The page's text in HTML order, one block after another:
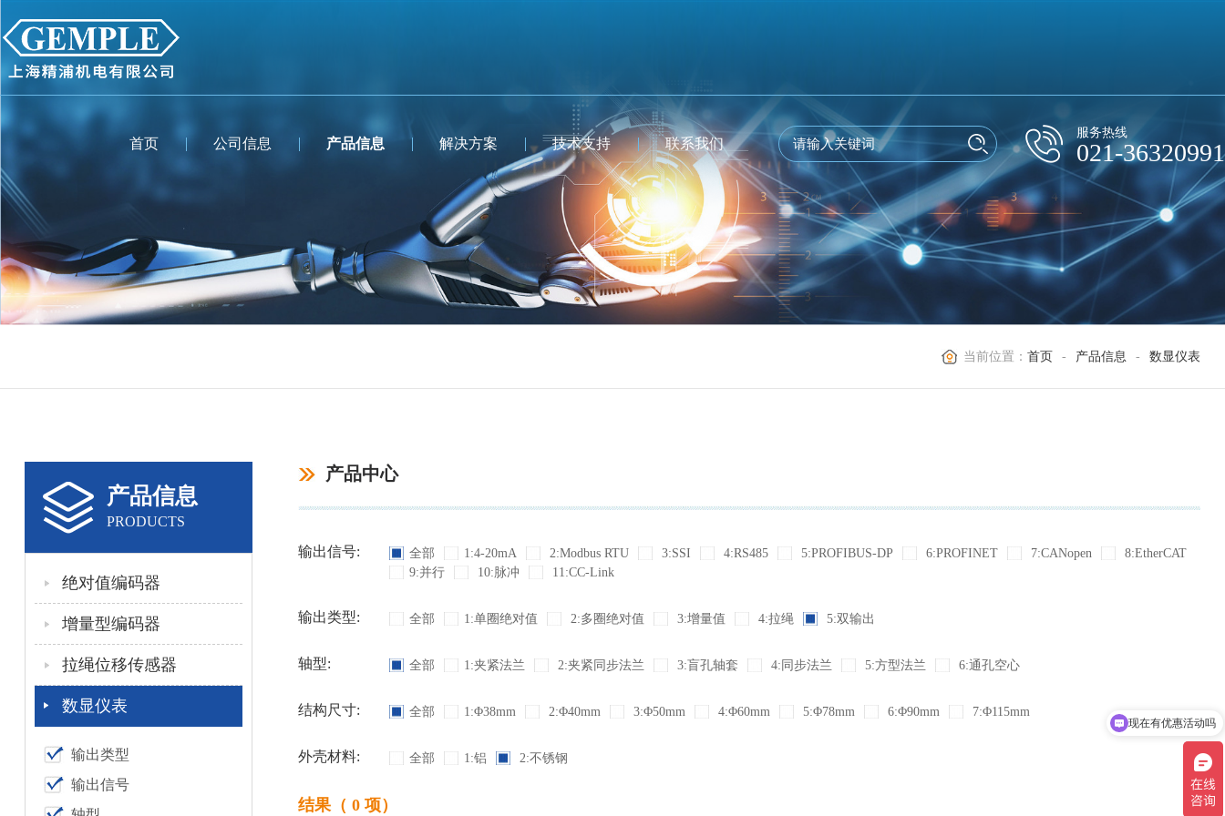
首页 公司信息 产品信息 解决方案 技术支持 联系我们
服务热线
021-36320991
当前位置：首页 - 产品信息 - 数显仪表
产品信息
PRODUCTS
绝对值编码器
增量型编码器
拉绳位移传感器
数显仪表
输出类型
输出信号
产品中心
输出信号: 全部 1:4-20mA 2:Modbus RTU 3:SSI 4:RS485 5:PROFIBUS-DP 6:PROFINET 7:CANopen
8:EtherCAT
9:并行
10:脉冲 11:CC-Link
输出类型: 全部 1:单圈绝对值 2:多圈绝对值 3:增量值 4:拉绳 5:双输出
轴型: 全部 1:夹紧法兰 2:夹紧同步法兰 3:盲孔轴套 4:同步法兰 5:方型法兰 6:通孔空心
结构尺寸: 全部 1:Φ38mm 2:Φ40mm 3:Φ50mm 4:Φ60mm 5:Φ78mm 6:Φ90mm 7:Φ115mm
外壳材料: 全部 1:铝 2:不锈钢
结果（ 0 项）
可以介绍下你们的产品么